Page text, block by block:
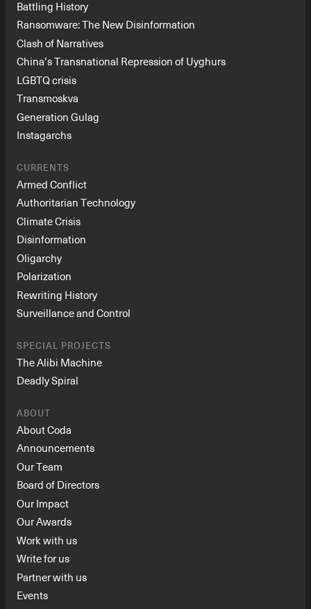
Battling History
Ransomware: The New Disinformation
Clash of Narratives
China’s Transnational Repression of Uyghurs
LGBTQ crisis
Transmoskva
Generation Gulag
Instagarchs
CURRENTS
Armed Conflict
Authoritarian Technology
Climate Crisis
Disinformation
Oligarchy
Polarization
Rewriting History
Surveillance and Control
SPECIAL PROJECTS
The Alibi Machine
Deadly Spiral
ABOUT
About Coda
Announcements
Our Team
Board of Directors
Our Impact
Our Awards
Work with us
Write for us
Partner with us
Events